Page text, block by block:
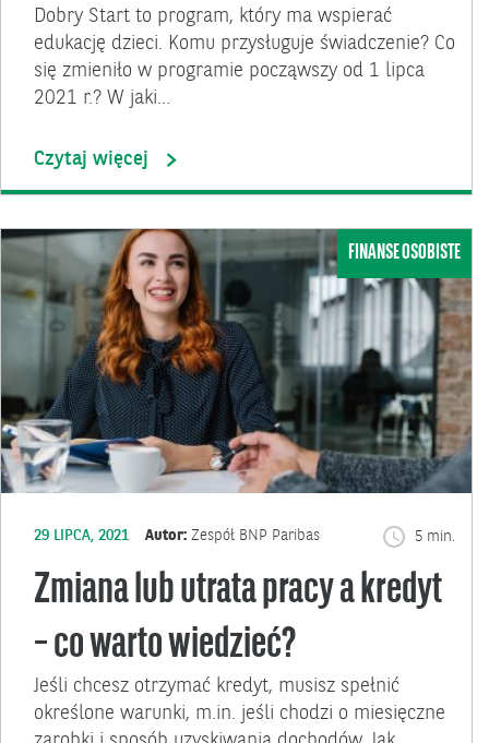
Dobry Start to program, który ma wspierać
edukację dzieci. Komu przysługuje świadczenie? Co
się zmieniło w programie począwszy od 1 lipca
2021 r.? W jaki…
Czytaj więcej
FINANSE OSOBISTE
29 LIPCA, 2021 Autor: Zespół BNP Paribas 5 min.
Zmiana lub utrata pracy a kredyt
– co warto wiedzieć?
Jeśli chcesz otrzymać kredyt, musisz spełnić
określone warunki, m.in. jeśli chodzi o miesięczne